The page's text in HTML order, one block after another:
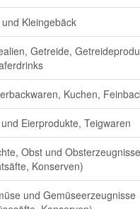
Kleingebäck
Getreide,
Kuchen,
Eierprodukte, Teigwaren
Obst und Obsterzeugnisse
Konserven)
und Gemüseerzeugnisse